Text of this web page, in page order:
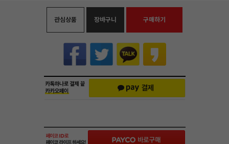
관심상품 장바구니 구매하기